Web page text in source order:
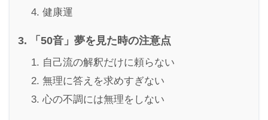
健康運
「50音」夢を見た時の注意点
自己流の解釈だけに頼らない
無理に答えを求めすぎない
心の不調には無理をしない